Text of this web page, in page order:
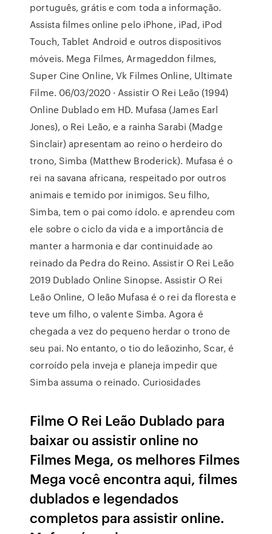
português, grátis e com toda a informação.
Assista filmes online pelo iPhone, iPad, iPod
Touch, Tablet Android e outros dispositivos
móveis. Mega Filmes, Armageddon filmes,
Super Cine Online, Vk Filmes Online, Ultimate
Filme. 06/03/2020 · Assistir O Rei Leão (1994)
Online Dublado em HD. Mufasa (James Earl
Jones), o Rei Leão, e a rainha Sarabi (Madge
Sinclair) apresentam ao reino o herdeiro do
trono, Simba (Matthew Broderick). Mufasa é o
rei na savana africana, respeitado por outros
animais e temido por inimigos. Seu filho,
Simba, tem o pai como ídolo. e aprendeu com
ele sobre o ciclo da vida e a importância de
manter a harmonia e dar continuidade ao
reinado da Pedra do Reino. Assistir O Rei Leão
2019 Dublado Online Sinopse. Assistir O Rei
Leão Online, O leão Mufasa é o rei da floresta e
teve um filho, o valente Simba. Agora é
chegada a vez do pequeno herdar o trono de
seu pai. No entanto, o tio do leãozinho, Scar, é
corroído pela inveja e planeja impedir que
Simba assuma o reinado. Curiosidades
Filme O Rei Leão Dublado para
baixar ou assistir online no
Filmes Mega, os melhores Filmes
Mega você encontra aqui, filmes
dublados e legendados
completos para assistir online.